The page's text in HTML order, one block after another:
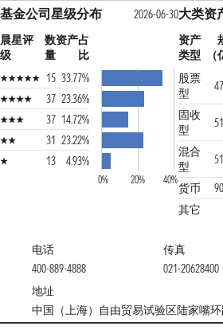
基金公司星级分布
2026-06-30
晨星评
级
数
量
资产占
比
15 33.77%
37 23.36%
37 14.72%
31 23.22%
13
4.93%
0% 20% 40%
大类资
资产
类型
（
股票
型
固收
型
混合
型
货币
其它
电话
400-889-4888
传真
021-20628400
地址
中国（上海）自由贸易试验区陆家嘴环